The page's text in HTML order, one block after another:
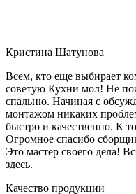
Кристина Шатунова
Всем, кто еще выбирает
советую Кухни мол! Не
спальню. Начиная с
монтажом никаких
быстро и качественно. К
Огромное спасибо
Это мастер своего дела!
здесь.
Качество продукции